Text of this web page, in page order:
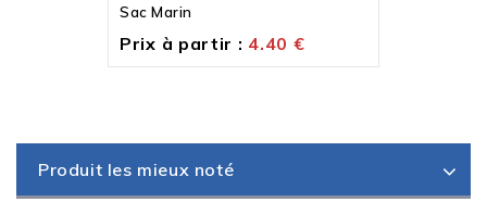
Sac Marin
Prix à partir : 4.40 €
Produit les mieux noté